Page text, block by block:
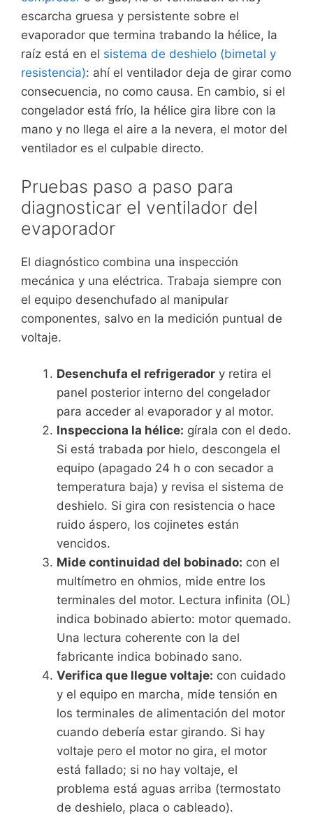
escarcha gruesa y persistente sobre el
evaporador que termina trabando la hélice, la
raíz está en el sistema de deshielo (bimetal y
resistencia): ahí el ventilador deja de girar como
consecuencia, no como causa. En cambio, si el
congelador está frío, la hélice gira libre con la
mano y no llega el aire a la nevera, el motor del
ventilador es el culpable directo.
Pruebas paso a paso para
diagnosticar el ventilador del
evaporador
El diagnóstico combina una inspección
mecánica y una eléctrica. Trabaja siempre con
el equipo desenchufado al manipular
componentes, salvo en la medición puntual de
voltaje.
Desenchufa el refrigerador y retira el
panel posterior interno del congelador
para acceder al evaporador y al motor.
Inspecciona la hélice: gírala con el dedo.
Si está trabada por hielo, descongela el
equipo (apagado 24 h o con secador a
temperatura baja) y revisa el sistema de
deshielo. Si gira con resistencia o hace
ruido áspero, los cojinetes están
vencidos.
Mide continuidad del bobinado: con el
multímetro en ohmios, mide entre los
terminales del motor. Lectura infinita (OL)
indica bobinado abierto: motor quemado.
Una lectura coherente con la del
fabricante indica bobinado sano.
Verifica que llegue voltaje: con cuidado
y el equipo en marcha, mide tensión en
los terminales de alimentación del motor
cuando debería estar girando. Si hay
voltaje pero el motor no gira, el motor
está fallado; si no hay voltaje, el
problema está aguas arriba (termostato
de deshielo, placa o cableado).